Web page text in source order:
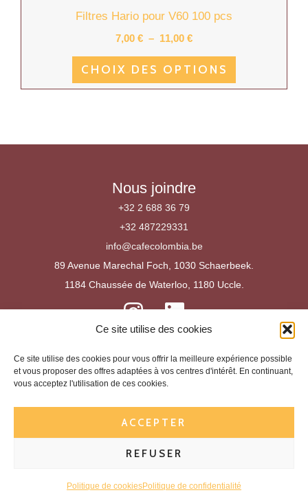
Ce site utilise des cookies
Ce site utilise des cookies pour vous offrir la meilleure expérience possible
et vous proposer des offres adaptées à vos centres d'intérêt. En continuant,
vous acceptez l'utilisation de ces cookies.
ACCEPTER
REFUSER
Politique de cookiesPolitique de confidentialité
Filtres Hario pour V60 100 pcs
7,00 € – 11,00 €
7,00 €
11,00 €
CHOIX DES OPTIONS
variantes.
Nous joindre
+32 2 688 36 79
+32 487229331
info@cafecolombia.be
89 Avenue Marechal Foch, 1030 Schaerbeek.
1184 Chaussée de Waterloo, 1180 Uccle.
Conditions générales de vente
Politique de remboursement & droit de rétractation
Politique de Livraison
Mentions légales
BE 0766.945.148